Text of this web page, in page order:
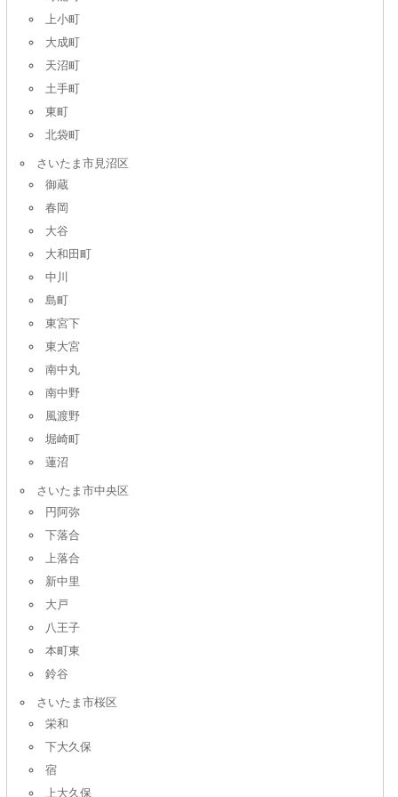
上小町
大成町
天沼町
土手町
東町
北袋町
さいたま市見沼区
御蔵
春岡
大谷
大和田町
中川
島町
東宮下
東大宮
南中丸
南中野
風渡野
堀崎町
蓮沼
さいたま市中央区
円阿弥
下落合
上落合
新中里
大戸
八王子
本町東
鈴谷
さいたま市桜区
栄和
下大久保
宿
上大久保